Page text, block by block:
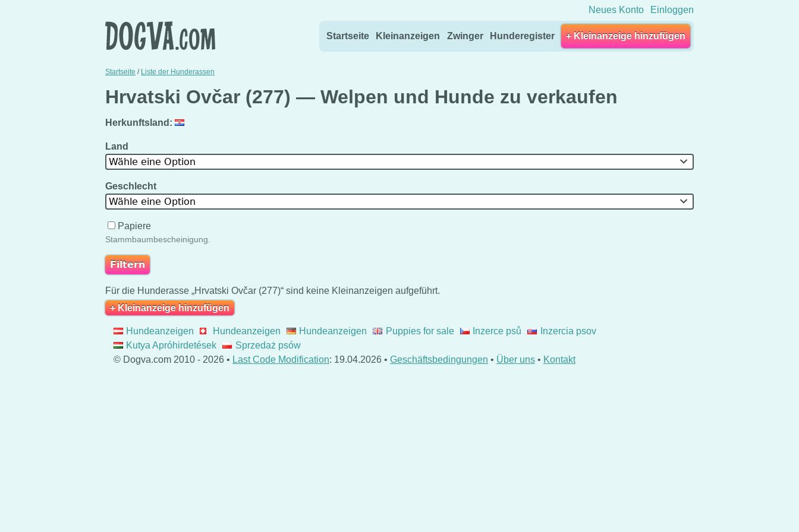
Neues Konto Einloggen
Startseite Kleinanzeigen Zwinger Hunderegister + Kleinanzeige hinzufügen
Startseite / Liste der Hunderassen
Hrvatski Ovčar (277) — Welpen und Hunde zu verkaufen
Herkunftsland:
Land
Wähle eine Option
Geschlecht
Wähle eine Option
Papiere
Stammbaumbescheinigung.
Für die Hunderasse „Hrvatski Ovčar (277)“ sind keine Kleinanzeigen aufgeführt.
+ Kleinanzeige hinzufügen
Hundeanzeigen Hundeanzeigen Hundeanzeigen Puppies for sale Inzerce psů
Inzercia psov
Kutya Apróhirdetések
Sprzedaż psów
© Dogva.com 2010 - 2026 • Last Code Modification: 19.04.2026 • Geschäftsbedingungen • Über uns • Kontakt